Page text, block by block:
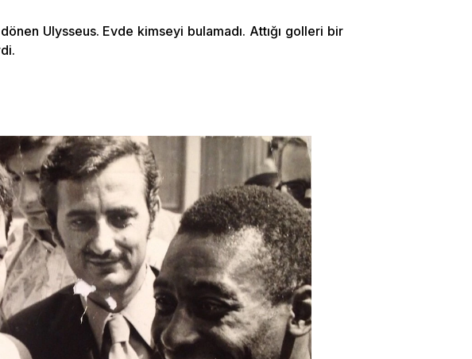
Ulysseus. Evde kimseyi bulamadı. Attığı golleri bir